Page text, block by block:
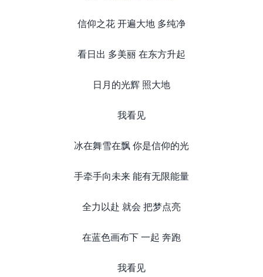
信仰之花 开遍大地 多纯净
看日出 多美丽 在东方升起
日月的光辉 照大地
我看见
冰在舞雪在飘 你是信仰的光
手牵手向未来 能有无限能量
全力以赴 就会 把梦点亮
在蓝色画布下 一起 奔跑
我看见